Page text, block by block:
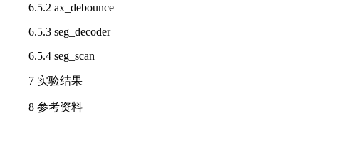
6.5.2 ax_debounce
6.5.3 seg_decoder
6.5.4 seg_scan
7 实验结果
8 参考资料